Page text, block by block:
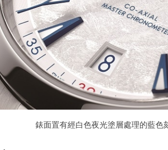
錶面置有經白色夜光塗層處理的藍色